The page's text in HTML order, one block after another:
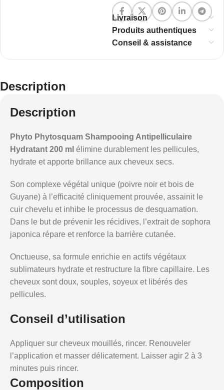
Livraison
Produits authentiques
Conseil & assistance
Description
Description
Phyto Phytosquam Shampooing Antipelliculaire
Hydratant 200 ml élimine durablement les pellicules,
hydrate et apporte brillance aux cheveux secs.
Son complexe végétal unique (poivre noir et bois de
Guyane) à l’efficacité cliniquement prouvée, assainit le
cuir chevelu et inhibe le processus de desquamation.
Dans le but de prévenir les récidives, l’extrait de sophora
japonica répare et renforce la barrière cutanée.
Onctueuse, sa formule enrichie en actifs végétaux
sublimateurs hydrate et restructure la fibre capillaire. Les
cheveux sont doux, souples, soyeux et libérés des
pellicules.
Conseil d’utilisation
Appliquer sur cheveux mouillés, rincer. Renouveler
l’application et masser délicatement. Laisser agir 2 à 3
minutes puis rincer.
Composition